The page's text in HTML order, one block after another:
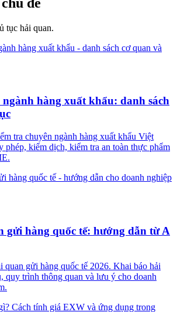
tục hải quan.
hàng xuất khẩu: danh sách
tra chuyên ngành hàng xuất khẩu Việt
phép, kiểm dịch, kiểm tra an toàn thực phẩm
gửi hàng quốc tế: hướng dẫn từ A
quan gửi hàng quốc tế 2026. Khai báo hải
quy trình thông quan và lưu ý cho doanh